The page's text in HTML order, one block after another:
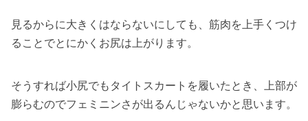
見るからに大きくはならないにしても、筋肉を上手くつけ
ることでとにかくお尻は上がります。
そうすれば小尻でもタイトスカートを履いたとき、上部が
膨らむのでフェミニンさが出るんじゃないかと思います。